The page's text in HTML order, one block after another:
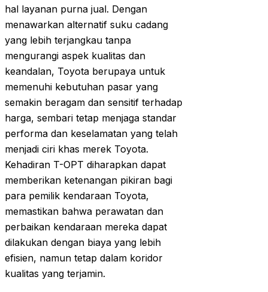
hal layanan purna jual. Dengan
menawarkan alternatif suku cadang
yang lebih terjangkau tanpa
mengurangi aspek kualitas dan
keandalan, Toyota berupaya untuk
memenuhi kebutuhan pasar yang
semakin beragam dan sensitif terhadap
harga, sembari tetap menjaga standar
performa dan keselamatan yang telah
menjadi ciri khas merek Toyota.
Kehadiran T-OPT diharapkan dapat
memberikan ketenangan pikiran bagi
para pemilik kendaraan Toyota,
memastikan bahwa perawatan dan
perbaikan kendaraan mereka dapat
dilakukan dengan biaya yang lebih
efisien, namun tetap dalam koridor
kualitas yang terjamin.